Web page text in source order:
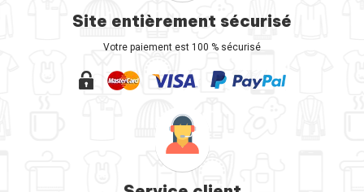
Site entièrement sécurisé
Votre paiement est 100 % sécurisé